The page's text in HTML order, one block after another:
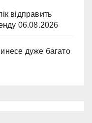
відправить
06.08.2026
дуже багато